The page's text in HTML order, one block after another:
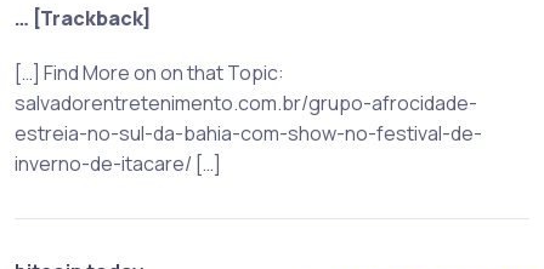
… [Trackback]
[…] Find More on on that Topic:
salvadorentretenimento.com.br/grupo-afrocidade-
estreia-no-sul-da-bahia-com-show-no-festival-de-
inverno-de-itacare/ […]